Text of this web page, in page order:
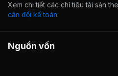
Xem chi tiết các chỉ tiêu tài sản
cân đối kế toán.
Nguồn vốn